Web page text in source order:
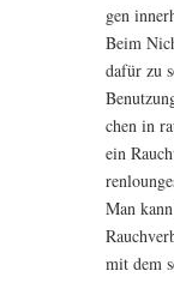
gen
Beim
dafür zu
chen in
ein
Man
mit dem